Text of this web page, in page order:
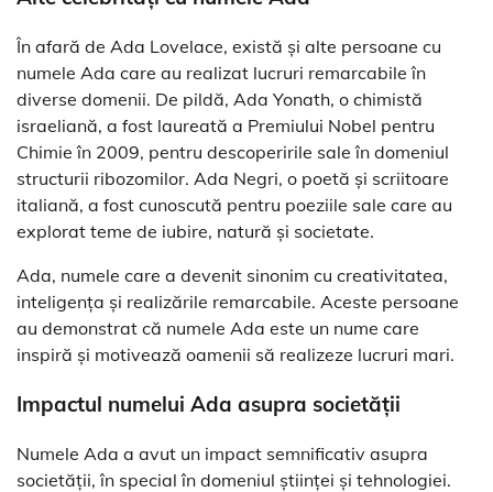
În afară de Ada Lovelace, există și alte persoane cu
numele Ada care au realizat lucruri remarcabile în
diverse domenii. De pildă, Ada Yonath, o chimistă
israeliană, a fost laureată a Premiului Nobel pentru
Chimie în 2009, pentru descoperirile sale în domeniul
structurii ribozomilor. Ada Negri, o poetă și scriitoare
italiană, a fost cunoscută pentru poeziile sale care au
explorat teme de iubire, natură și societate.
Ada, numele care a devenit sinonim cu creativitatea,
inteligența și realizările remarcabile. Aceste persoane
au demonstrat că numele Ada este un nume care
inspiră și motivează oamenii să realizeze lucruri mari.
Impactul numelui Ada asupra societății
Numele Ada a avut un impact semnificativ asupra
societății, în special în domeniul științei și tehnologiei.